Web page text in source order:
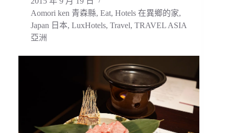
Aomori ken 青森縣, Eat, Hotels 在異鄉的家,
Japan 日本, LuxHotels, Travel, TRAVEL ASIA
亞洲